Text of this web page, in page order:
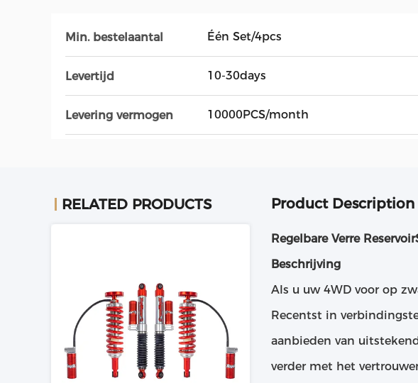
Min. bestelaantal Één Set/4pcs
Levertijd 10-30days
Levering vermogen 10000PCS/month
RELATED PRODUCTS Product Description
Regelbare Verre
Beschrijving
Als u uw 4WD voor op
Recentst in
aanbieden van
verder met het